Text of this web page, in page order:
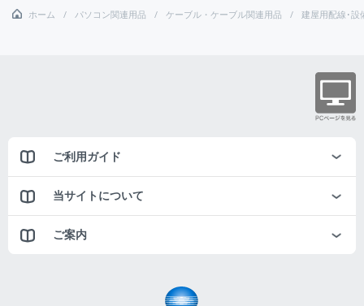
ホーム パソコン関連用品 ケーブル・ケーブル関連用品 建屋用配線･設
ご利用ガイド
当サイトについて
ご案内